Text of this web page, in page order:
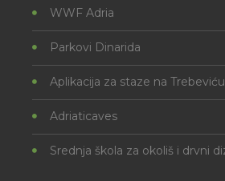
WWF Adria
Parkovi Dinarida
Aplikacija za staze na Trebeviću
Adriaticaves
Srednja škola za okoliš i drvni